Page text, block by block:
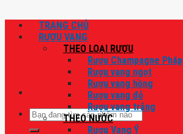
Tìm
kiếm:
TRANG CHỦ
RƯỢU VANG
THEO LOẠI RƯỢU
Rượu Champagne Pháp
Rượu vang ngọt
Rượu vang hồng
Rượu vang đỏ
Rượu vang trắng
THEO NƯỚC
Rượu Vang Ý